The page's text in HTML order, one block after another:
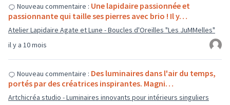
il y a 10 mois
Nouveau commentaire : Une lapidaire passionnée et
passionnante qui taille ses pierres avec brio ! Il y…
Atelier Lapidaire Agate et Lune - Boucles d'Oreilles "Les JuMMelles"
Nouveau commentaire : Des luminaires dans l'air du temps,
portés par des créatrices inspirantes. Magni…
Artchicréa studio - Luminaires innovants pour intérieurs singuliers